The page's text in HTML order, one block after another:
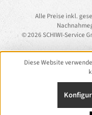
Alle Preise inkl.
© 2026 SCHIWI-Service
Diese Website